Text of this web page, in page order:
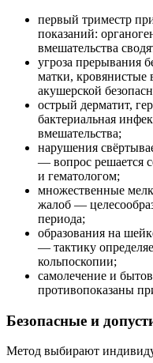
первый триместр
показаний:
вмешательства
угроза прерывания
матки,
акушерской
острый дерматит,
бактериальная
вмешательства;
нарушения
— вопрос решается
и гематологом;
множественные
жалоб —
периода;
образования на
— тактику
кольпоскопии;
самолечение и
противопоказаны
Безопасные и
Метод выбирают